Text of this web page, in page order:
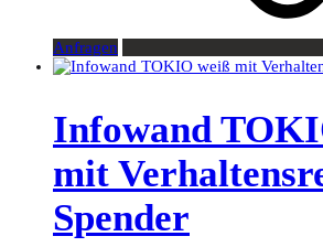
Anfragen
Infowand
mit
Spender